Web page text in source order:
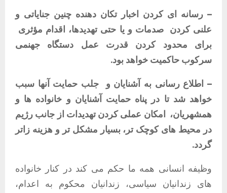
– رسانه ای کردن اخبار تکان دهنده چنین جنایاتی و
علنی کردن صدمات و یا حتی تهدیدها، اقدام مؤثری
برای
محدود کردن قدرت عمل دستگاه
جهنمی
سرکوب حاکمیت خواهد بود.
– اطلاع رسانی به آشنایان و جلب حمایت آنها سبب
خواهد شد تا در پناه حمایت آشنایان و خانواده ها و
همشهریان،
امکان عملی کردن تهدیدات از جانب رژیم
در محیط های کوچک تر، بسیار مشکل تر و هزینه زاتر
گردد.
وظیفه انسانی همه ما حکم می کند در کنار خانواده
های زندانیان سیاسی، زندانیان محکوم به اعدام،